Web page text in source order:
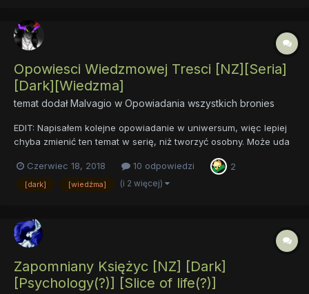
Opowiesci Wiedzmowej Tresci [NZ][Seria]
[Dark][Wiedzma]
temat dodałMalvagio w Opowiadania wszystkich bronies
EDIT: Napisałem kolejne opowiadanie w uniwersum, więc lepiej
chyba zmienić ten temat w serię, niż tworzyć osobny. Może uda
konkursową pracę - ta zapewniła mi trzecie miejsce w
zawodach na spin-off "Wiedźmy". Wyszło chyba całkiem nie...
Czerwiec 18, 2018 10 odpowiedzi 2
[dark] [wiedźma] (i 2 więcej)
Zapomniany Księżyc [NZ] [Dark]
[Psychology(?)] [Slice of life(?)]